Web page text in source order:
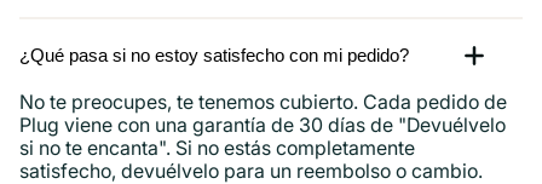
¿Qué pasa si no estoy satisfecho con mi pedido?
No te preocupes, te tenemos cubierto. Cada pedido de
Plug viene con una garantía de 30 días de "Devuélvelo
si no te encanta". Si no estás completamente
satisfecho, devuélvelo para un reembolso o cambio.